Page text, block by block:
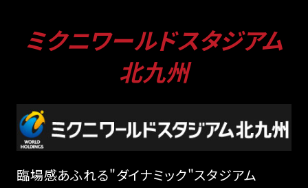
ミクニワールドスタジアム
北九州
臨場感あふれる"ダイナミック"スタジアム